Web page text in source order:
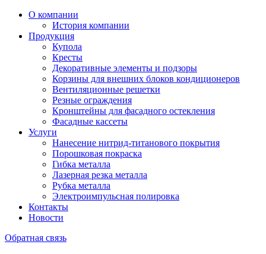
О компании
История компании
Продукция
Купола
Кресты
Декоративные элементы и подзоры
Корзины для внешних блоков кондиционеров
Вентиляционные решетки
Резные ограждения
Кронштейны для фасадного остекления
Фасадные кассеты
Услуги
Нанесение нитрид-титанового покрытия
Порошковая покраска
Гибка металла
Лазерная резка металла
Рубка металла
Электроимпульсная полировка
Контакты
Новости
Обратная связь